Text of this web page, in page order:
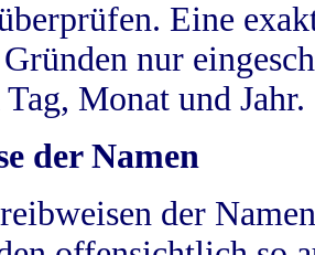
Eine
nur
Monat und Jahr.
der Namen
der